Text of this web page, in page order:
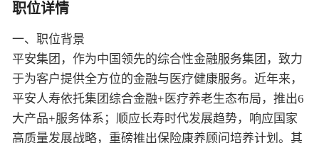
职位详情
一、职位背景
平安集团，作为中国领先的综合性金融服务集团，致力
于为客户提供全方位的金融与医疗健康服务。近年来，
平安人寿依托集团综合金融+医疗养老生态布局，推出6
大产品+服务体系；顺应长寿时代发展趋势，响应国家
高质量发展战略，重磅推出保险康养顾问培养计划。其